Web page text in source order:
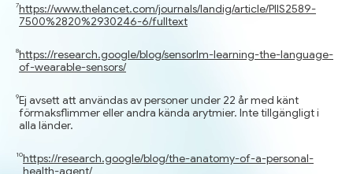
https://www.thelancet.com/journals/landig/article/PIIS2589-
7500%2820%2930246-6/fulltext
https://research.google/blog/sensorlm-learning-the-language-
of-wearable-sensors/
Ej avsett att användas av personer under 22 år med känt
förmaksflimmer eller andra kända arytmier. Inte tillgängligt i
alla länder.
https://research.google/blog/the-anatomy-of-a-personal-
health-agent/